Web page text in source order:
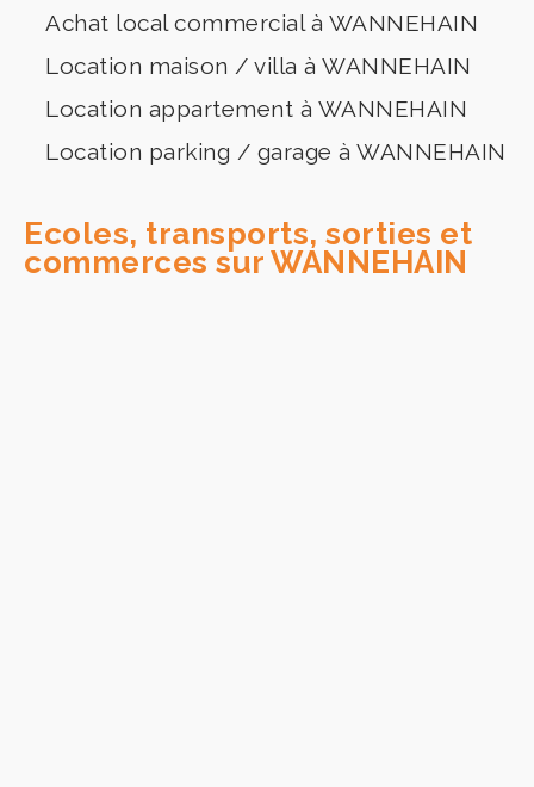
Achat local commercial à WANNEHAIN
Location maison / villa à WANNEHAIN
Location appartement à WANNEHAIN
Location parking / garage à WANNEHAIN
Ecoles, transports, sorties et
commerces sur WANNEHAIN